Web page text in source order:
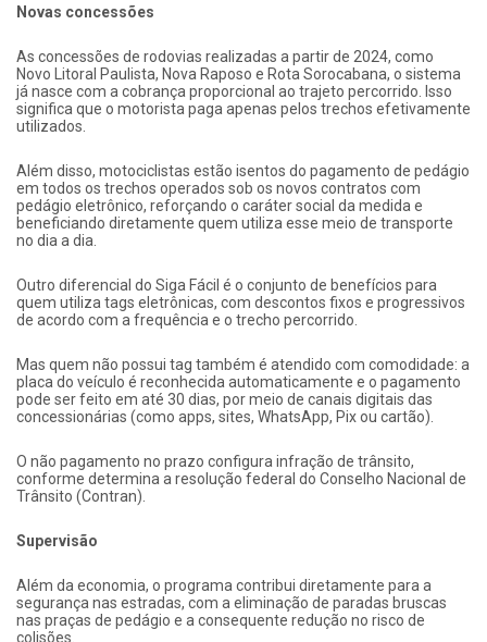
Novas concessões
As concessões de rodovias realizadas a partir de 2024, como
Novo Litoral Paulista, Nova Raposo e Rota Sorocabana, o sistema
já nasce com a cobrança proporcional ao trajeto percorrido. Isso
significa que o motorista paga apenas pelos trechos efetivamente
utilizados.
Além disso, motociclistas estão isentos do pagamento de pedágio
em todos os trechos operados sob os novos contratos com
pedágio eletrônico, reforçando o caráter social da medida e
beneficiando diretamente quem utiliza esse meio de transporte
no dia a dia.
Outro diferencial do Siga Fácil é o conjunto de benefícios para
quem utiliza tags eletrônicas, com descontos fixos e progressivos
de acordo com a frequência e o trecho percorrido.
Mas quem não possui tag também é atendido com comodidade: a
placa do veículo é reconhecida automaticamente e o pagamento
pode ser feito em até 30 dias, por meio de canais digitais das
concessionárias (como apps, sites, WhatsApp, Pix ou cartão).
O não pagamento no prazo configura infração de trânsito,
conforme determina a resolução federal do Conselho Nacional de
Trânsito (Contran).
Supervisão
Além da economia, o programa contribui diretamente para a
segurança nas estradas, com a eliminação de paradas bruscas
nas praças de pedágio e a consequente redução no risco de
colisões.